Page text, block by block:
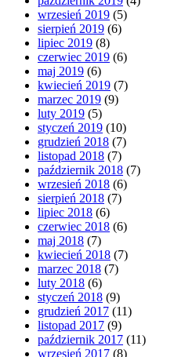
wrzesień 2019 (5)
sierpień 2019 (6)
lipiec 2019 (8)
czerwiec 2019 (6)
maj 2019 (6)
kwiecień 2019 (7)
marzec 2019 (9)
luty 2019 (5)
styczeń 2019 (10)
grudzień 2018 (7)
listopad 2018 (7)
październik 2018 (7)
wrzesień 2018 (6)
sierpień 2018 (7)
lipiec 2018 (6)
czerwiec 2018 (6)
maj 2018 (7)
kwiecień 2018 (7)
marzec 2018 (7)
luty 2018 (6)
styczeń 2018 (9)
grudzień 2017 (11)
listopad 2017 (9)
październik 2017 (11)
wrzesień 2017 (8)